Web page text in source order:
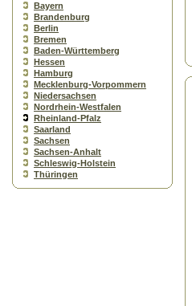
Bayern
Brandenburg
Berlin
Bremen
Baden-Württemberg
Hessen
Hamburg
Mecklenburg-Vorpommern
Niedersachsen
Nordrhein-Westfalen
Rheinland-Pfalz
Saarland
Sachsen
Sachsen-Anhalt
Schleswig-Holstein
Thüringen